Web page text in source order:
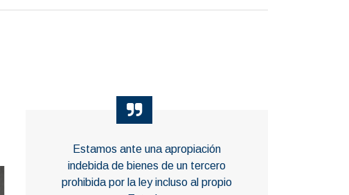
Estamos ante una apropiación
indebida de bienes de un tercero
prohibida por la ley incluso al propio